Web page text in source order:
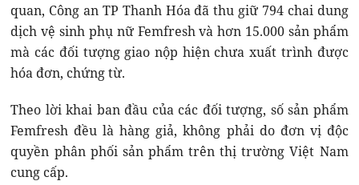
quan, Công an TP Thanh Hóa đã thu giữ 794 chai dung
dịch vệ sinh phụ nữ Femfresh và hơn 15.000 sản phẩm
mà các đối tượng giao nộp hiện chưa xuất trình được
hóa đơn, chứng từ.
Theo lời khai ban đầu của các đối tượng, số sản phẩm
Femfresh đều là hàng giả, không phải do đơn vị độc
quyền phân phối sản phẩm trên thị trường Việt Nam
cung cấp.